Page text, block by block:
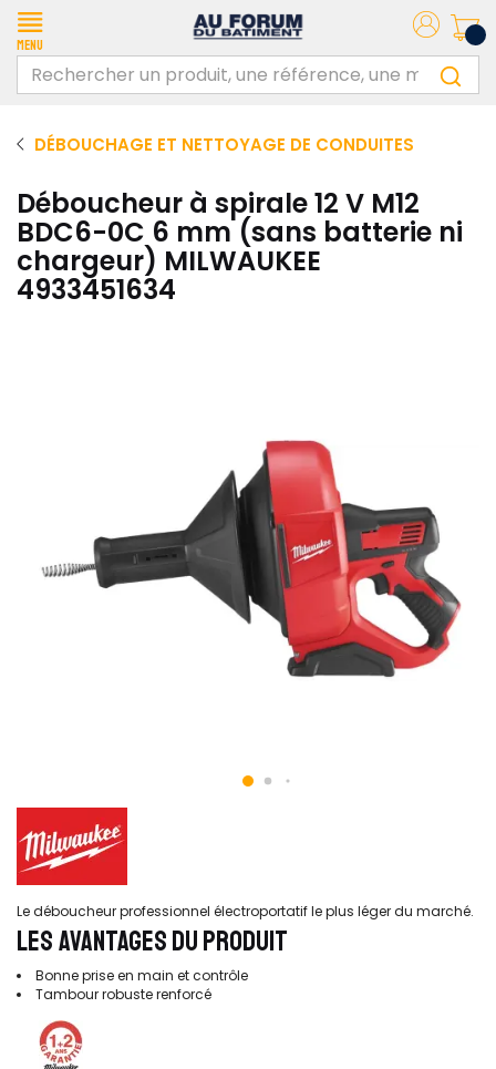
Menu
DÉBOUCHAGE ET NETTOYAGE DE CONDUITES
Déboucheur à spirale 12 V M12
BDC6-0C 6 mm (sans batterie ni
chargeur) MILWAUKEE
4933451634
Le déboucheur professionnel électroportatif le plus léger du marché.
LES AVANTAGES DU PRODUIT
Bonne prise en main et contrôle
Tambour robuste renforcé